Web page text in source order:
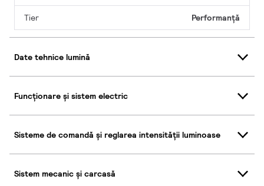
Tier Performanță
Date tehnice lumină
Funcționare și sistem electric
Sisteme de comandă și reglarea intensității luminoase
Sistem mecanic și carcasă